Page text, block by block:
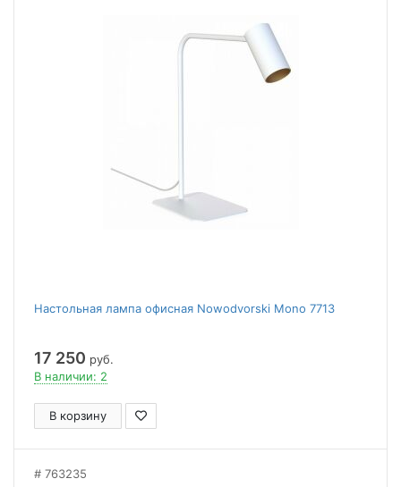
Настольная лампа офисная Nowodvorski Mono 7713
17 250 руб.
В наличии: 2
В корзину
763235